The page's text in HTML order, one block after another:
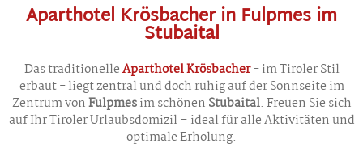
Aparthotel Krösbacher in Fulpmes im
Stubaital
Das traditionelleAparthotel Krösbacher- im Tiroler Stil
erbaut - liegt zentral und doch ruhig auf der Sonnseite im
Zentrum vonFulpmesim schönen Stubaital. Freuen Sie sich
auf Ihr Tiroler Urlaubsdomizil – ideal für alle Aktivitäten und
optimale Erholung.